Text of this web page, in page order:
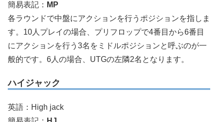
簡易表記： MP
各ラウンドで中盤にアクションを行うポジションを指しま
す。10人プレイの場合、プリフロップで4番目から6番目
にアクションを行う3名をミドルポジションと呼ぶのが一
般的です。6人の場合、UTGの左隣2名となります。
ハイジャック
英語：High jack